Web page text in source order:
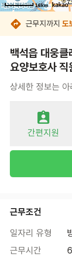
16km
16km
16km
16km
16km
16km
16km
16km
근무지까지 도
백석읍 대웅
요양보호사 직
상세한 정보는
간편지원
근무조건
일자리 유형
근무시간